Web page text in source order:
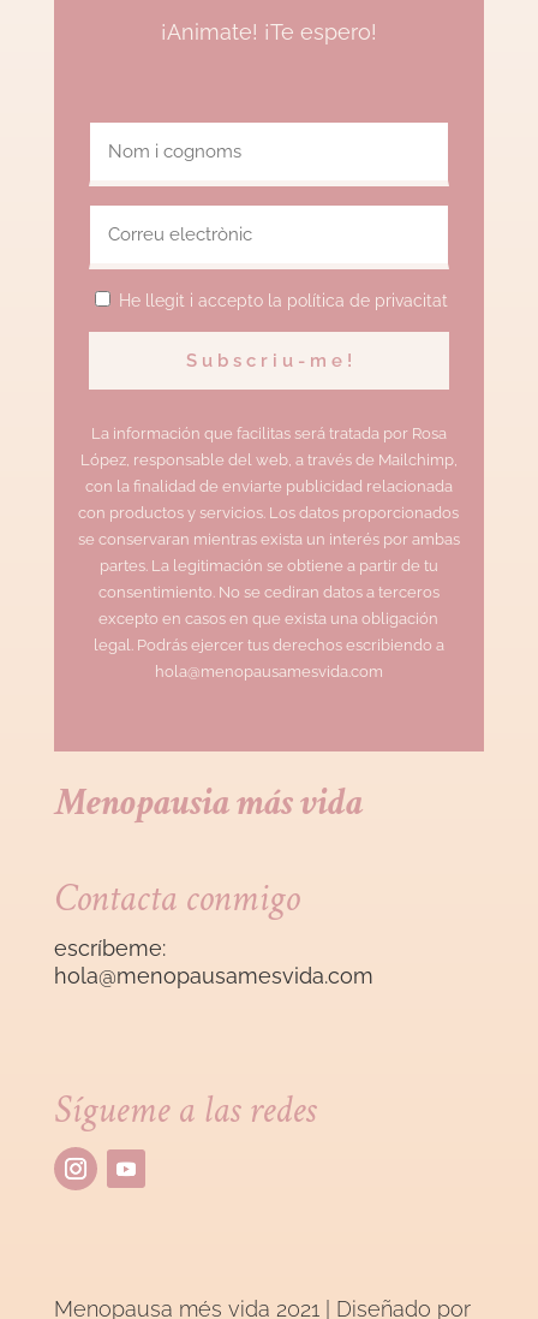
¡Animate! ¡Te espero!
He llegit i accepto la política de privacitat
La información que facilitas será tratada por Rosa
López, responsable del web, a través de Mailchimp,
con la finalidad de enviarte publicidad relacionada
con productos y servicios. Los datos proporcionados
se conservaran mientras exista un interés por ambas
partes. La legitimación se obtiene a partir de tu
consentimiento. No se cediran datos a terceros
excepto en casos en que exista una obligación
legal. Podrás ejercer tus derechos escribiendo a
hola@menopausamesvida.com
Menopausia más vida
Contacta conmigo
escríbeme:
hola@menopausamesvida.com
Sígueme a las redes
Menopausa més vida 2021 | Diseñado por